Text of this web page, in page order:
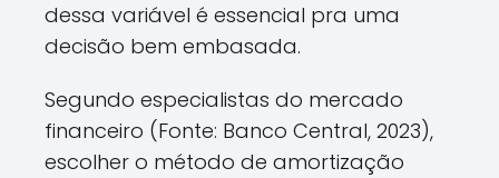
dessa variável é essencial pra uma
decisão bem embasada.
Segundo especialistas do mercado
financeiro (Fonte: Banco Central, 2023),
escolher o método de amortização